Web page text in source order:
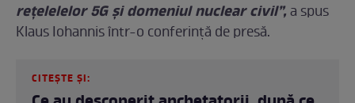
rețelelelor 5G și domeniul nuclear civil”,a spus
Klaus Iohannis într-o conferință de presă.
CITEȘTE ȘI: